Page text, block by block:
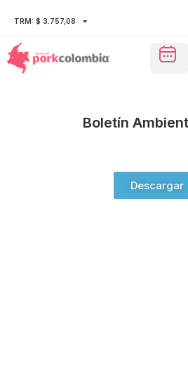
TRM: $ 3.757,08
Boletín
Descargar